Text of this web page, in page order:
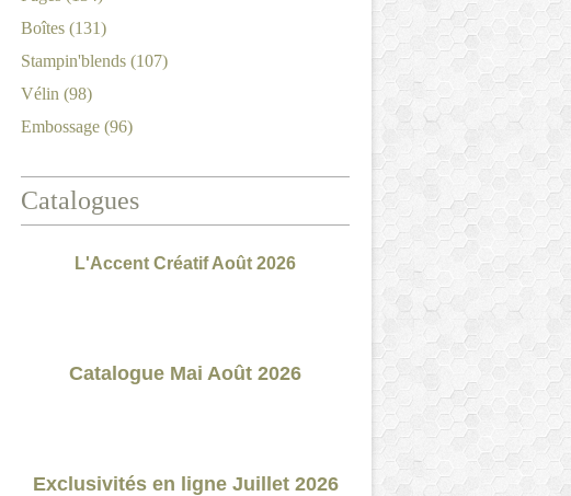
Boîtes (131)
Stampin'blends (107)
Vélin (98)
Embossage (96)
Catalogues
L'Accent Créatif Août 2026
Catalogue Mai Août 2026
Exclusivités en ligne Juillet 2026